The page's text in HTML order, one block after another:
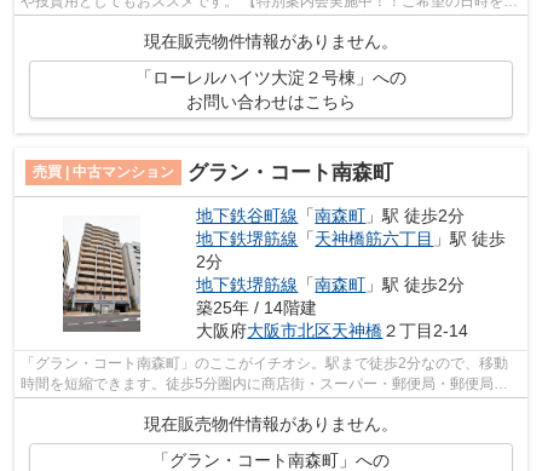
現在販売物件情報がありません。
「ローレルハイツ大淀２号棟」への
お問い合わせはこちら
売買 | 中古マンション グラン・コート南森町
地下鉄谷町線 「南森町 」駅 徒歩2分
地下鉄堺筋線 「天神橋筋六丁目 」駅 徒歩
2分
地下鉄堺筋線 「南森町 」駅 徒歩2分
築25年 / 14階建
大阪府大阪市北区天神橋２丁目2-14
「グラン・コート南森町」のここがイチオシ。駅まで徒歩2分なので、移動
時間を短縮できます。徒歩5分圏内に商店街・スーパー・郵便局・郵便局等
がそろう便利な立地。不動産のことなら...
現在販売物件情報がありません。
「グラン・コート南森町」への